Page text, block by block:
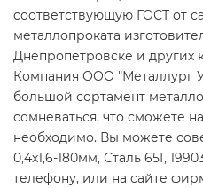
соответствующую ГОСТ от
металлопроката
Днепропетровске и других
Компания ООО "Металлург
большой сортамент
сомневаться, что сможете
необходимо. Вы можете
0,4х1,6-180мм, Сталь 65Г,
телефону, или на сайте